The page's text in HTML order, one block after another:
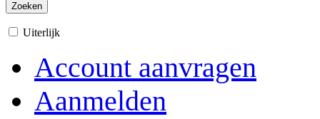
Zoeken
Uiterlijk
Account aanvragen
Aanmelden